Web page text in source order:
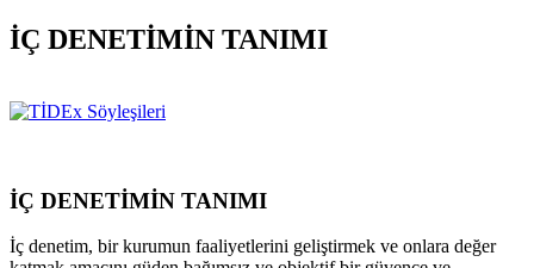
İÇ DENETİMİN TANIMI
İÇ DENETİMİN TANIMI
İç denetim, bir kurumun faaliyetlerini geliştirmek ve onlara değer